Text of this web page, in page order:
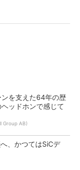
を支えた64年の歴
ヘッドホンで感じて
Group AB)
、かつてはSiCデ